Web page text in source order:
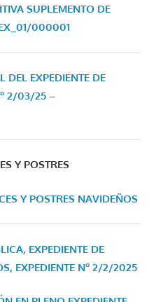
SUPLEMENTO DE
000001
DEL EXPEDIENTE DE
2/03/25 –
Y POSTRES
Y POSTRES NAVIDEÑOS
EXPEDIENTE DE
EXPEDIENTE Nº 2/2/2025